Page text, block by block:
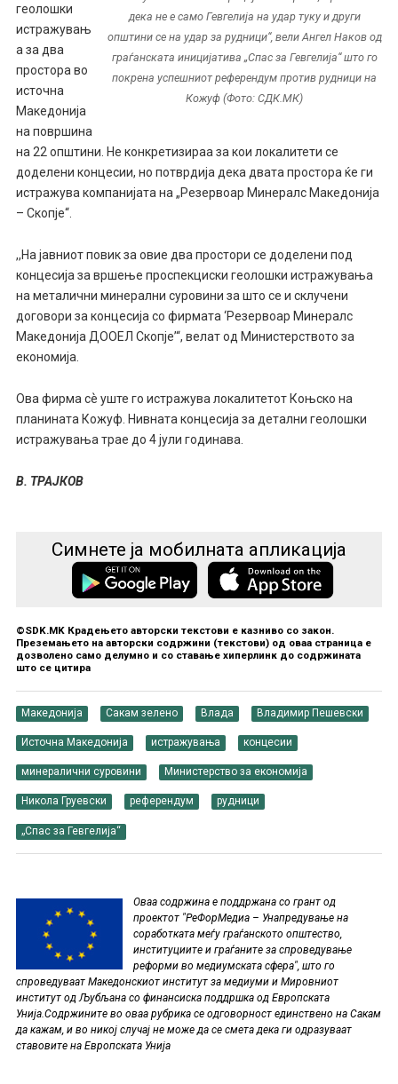
дека не е само Гевгелија на удар туку и други
општини се на удар за рудници“, вели Ангел Наков од
граѓанската иницијатива „Спас за Гевгелија“ што го
покрена успешниот референдум против рудници на
Кожуф (Фото: СДК.МК)
геолошки
истражувањ
а за два
простора во
источна
Македонија
на површина
на 22 општини. Не конкретизираа за кои локалитети се
доделени концесии, но потврдија дека двата простора ќе ги
истражува компанијата на „Резервоар Минералс Македонија
– Скопје“.
,,На јавниот повик за овие два простори се доделени под
концесија за вршење проспекциски геолошки истражувања
на металични минерални суровини за што се и склучени
договори за концесија со фирмата ‘Резервоар Минералс
Македонија ДООЕЛ Скопје’“, велат од Министерството за
економија.
Ова фирма сѐ уште го истражува локалитетот Коњско на
планината Кожуф. Нивната концесија за детални геолошки
истражувања трае до 4 јули годинава.
В. ТРАЈКОВ
Симнете ја мобилната апликација
©SDK.MK Крадењето авторски текстови е казниво со закон.
Преземањето на авторски содржини (текстови) од оваа страница е
дозволено само делумно и со ставање хиперлинк до содржината
што се цитира
Македонија Сакам зелено Влада Владимир Пешевски
Источна Македонија истражувања концесии
минералични суровини Министерство за економија
Никола Груевски референдум рудници
„Спас за Гевгелија“
Oваа содржина е поддржана со грант од
проектот "РеФорМедиа – Унапредување на
соработката меѓу граѓанското општество,
институциите и граѓаните за спроведување
реформи во медиумската сфера", што го
спроведуваат Македонскиот институт за медиуми и Мировниот
институт од Љубљана со финансиска поддршка од Европската
Унија.Содржините во оваа рубрика се одговорност единствено на Сакам
да кажам, и во никој случај не може да се смета дека ги одразуваат
ставовите на Европската Унија